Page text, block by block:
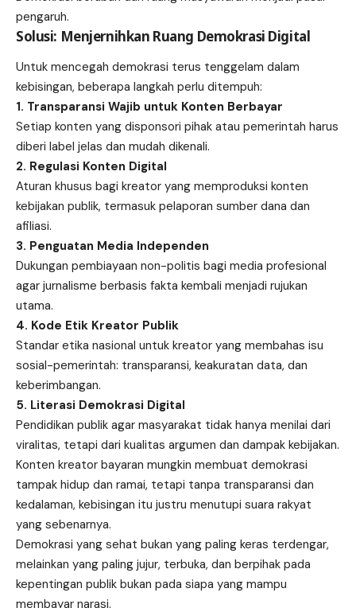
pengaruh.
Solusi: Menjernihkan Ruang Demokrasi Digital
Untuk mencegah demokrasi terus tenggelam dalam
kebisingan, beberapa langkah perlu ditempuh:
1. Transparansi Wajib untuk Konten Berbayar
Setiap konten yang disponsori pihak atau pemerintah harus
diberi label jelas dan mudah dikenali.
2. Regulasi Konten Digital
Aturan khusus bagi kreator yang memproduksi konten
kebijakan publik, termasuk pelaporan sumber dana dan
afiliasi.
3. Penguatan Media Independen
Dukungan pembiayaan non-politis bagi media profesional
agar jurnalisme berbasis fakta kembali menjadi rujukan
utama.
4. Kode Etik Kreator Publik
Standar etika nasional untuk kreator yang membahas isu
sosial-pemerintah: transparansi, keakuratan data, dan
keberimbangan.
5. Literasi Demokrasi Digital
Pendidikan publik agar masyarakat tidak hanya menilai dari
viralitas, tetapi dari kualitas argumen dan dampak kebijakan.
Konten kreator bayaran mungkin membuat demokrasi
tampak hidup dan ramai, tetapi tanpa transparansi dan
kedalaman, kebisingan itu justru menutupi suara rakyat
yang sebenarnya.
Demokrasi yang sehat bukan yang paling keras terdengar,
melainkan yang paling jujur, terbuka, dan berpihak pada
kepentingan publik bukan pada siapa yang mampu
membayar narasi.